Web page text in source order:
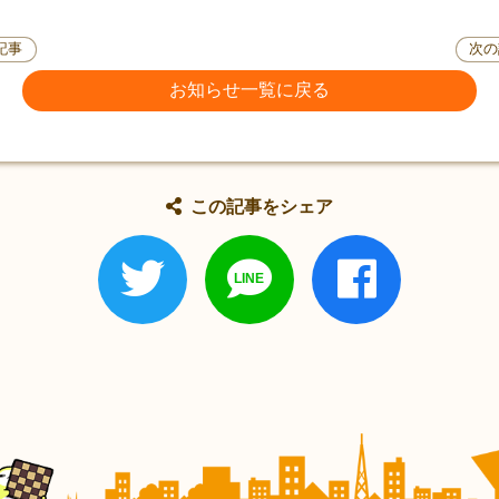
事
お知らせ一覧に戻る
次
この記事をシェア